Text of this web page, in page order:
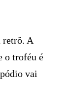
retrô. A
o troféu é
vai